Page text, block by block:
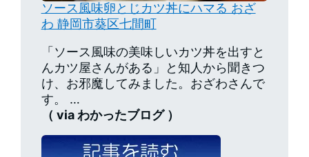
ソース風味卵とじカツ丼にハマる おざ
わ 静岡市葵区七間町
「ソース風味の美味しいカツ丼を出すと
んカツ屋さんがある」と知人から聞きつ
け、お邪魔してみました。おざわさんで
す。 …
（ via わかったブログ ）